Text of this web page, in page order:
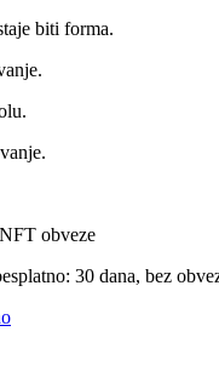
biti forma.
obveze
30 dana, bez